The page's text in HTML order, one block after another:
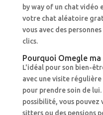
by way of un chat vidéo
votre chat aléatoire
vous avec des
clics.
Pourquoi Omegle ma
L'idéal pour son bien-
avec une visite
pour prendre soin de
possibilité, vous pouvez
sitters ou des pensions